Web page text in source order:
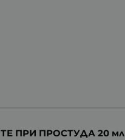
ПРИ ПРОСТУДА 20 мл